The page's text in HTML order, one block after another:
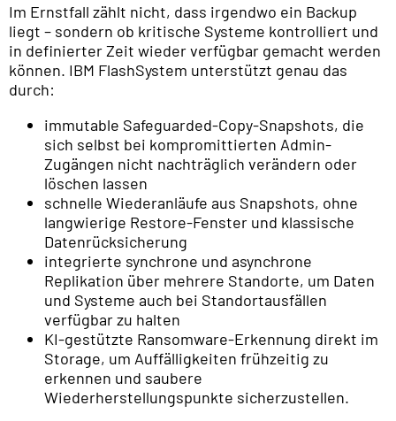
Im Ernstfall zählt nicht, dass irgendwo ein Backup
liegt – sondern ob kritische Systeme kontrolliert und
in definierter Zeit wieder verfügbar gemacht werden
können. IBM FlashSystem unterstützt genau das
durch:
immutable Safeguarded-Copy-Snapshots, die
sich selbst bei kompromittierten Admin-
Zugängen nicht nachträglich verändern oder
löschen lassen
schnelle Wiederanläufe aus Snapshots, ohne
langwierige Restore-Fenster und klassische
Datenrücksicherung
integrierte synchrone und asynchrone
Replikation über mehrere Standorte, um Daten
und Systeme auch bei Standortausfällen
verfügbar zu halten
KI-gestützte Ransomware-Erkennung direkt im
Storage, um Auffälligkeiten frühzeitig zu
erkennen und saubere
Wiederherstellungspunkte sicherzustellen.